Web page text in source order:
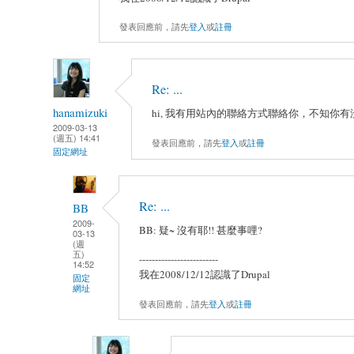
發表回應前，請先登入或註冊
hanamizuki
2009-03-13
(週五) 14:41
固定網址
Re: ...
hi, 我有用站內的聯絡方式聯絡你，不知你有
發表回應前，請先登入或註冊
BB
2009-
03-13
(週
五)
14:52
固定
網址
Re: ...
BB: 疑~ 沒有耶!! 甚麼事哩?
-------------------------
我在2008/12/12認識了Drupal
發表回應前，請先登入或註冊